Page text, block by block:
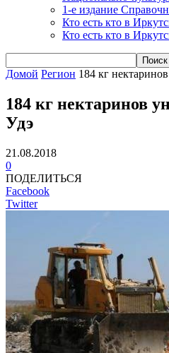
1-е издание
Кто есть кто в
Кто есть кто в
Домой Регион 184 кг
184 кг нектаринов
Удэ
21.08.2018
0
ПОДЕЛИТЬСЯ
Facebook
Twitter